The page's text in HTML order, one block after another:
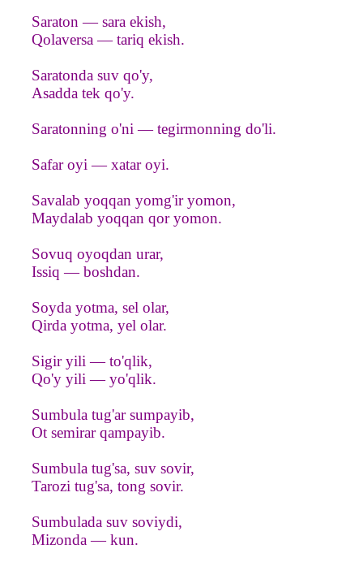
Saraton — sara ekish,
Qolaversa — tariq ekish.
Saratonda suv qo'y,
Asadda tek qo'y.
Saratonning o'ni — tegirmonning do'li.
Safar oyi — xatar oyi.
Savalab yoqqan yomg'ir yomon,
Maydalab yoqqan qor yomon.
Sovuq oyoqdan urar,
Issiq — boshdan.
Soyda yotma, sel olar,
Qirda yotma, yel olar.
Sigir yili — to'qlik,
Qo'y yili — yo'qlik.
Sumbula tug'ar sumpayib,
Ot semirar qampayib.
Sumbula tug'sa, suv sovir,
Tarozi tug'sa, tong sovir.
Sumbulada suv soviydi,
Mizonda — kun.